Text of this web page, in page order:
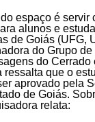
espaço é servir
alunos e
de Goiás (UFG,
do Grupo
do Cerrado
que o
aprovado pela
de Goiás.
relata: